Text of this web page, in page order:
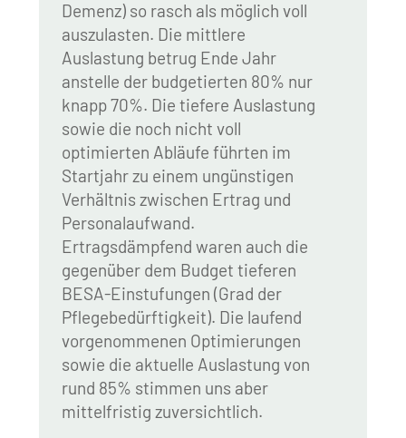
Demenz) so rasch als möglich voll
auszulasten. Die mittlere
Auslastung betrug Ende Jahr
anstelle der budgetierten 80% nur
knapp 70%. Die tiefere Auslastung
sowie die noch nicht voll
optimierten Abläufe führten im
Startjahr zu einem ungünstigen
Verhältnis zwischen Ertrag und
Personalaufwand.
Ertragsdämpfend waren auch die
gegenüber dem Budget tieferen
BESA-Einstufungen (Grad der
Pflegebedürftigkeit). Die laufend
vorgenommenen Optimierungen
sowie die aktuelle Auslastung von
rund 85% stimmen uns aber
mittelfristig zuversichtlich.